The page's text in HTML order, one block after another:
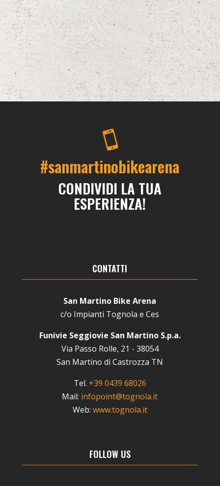

#sanmartinobikearena
CONDIVIDI LA TUA
ESPERIENZA!
CONTATTI
San Martino Bike Arena
c/o Impianti Tognola e Ces
Funivie Seggiovie San Martino S.p.a.
Via Passo Rolle, 21 - 38054
San Martino di Castrozza TN
Tel. +39 0439 68026
Mail: infopoint@tognola.it
Web: www.tognola.it
FOLLOW US